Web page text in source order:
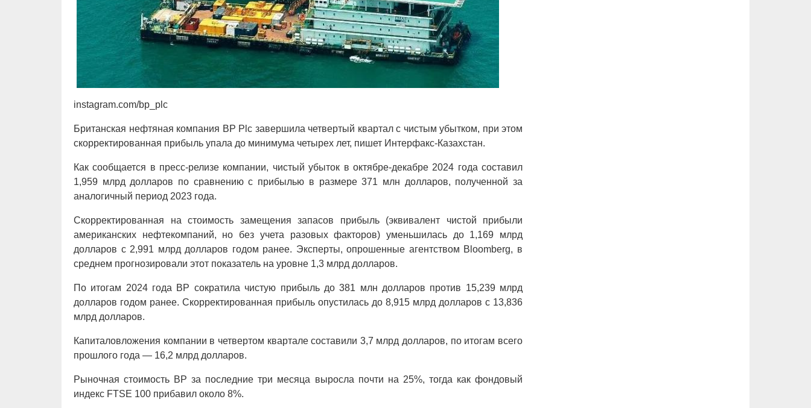
instagram.com/bp_plc
Британская нефтяная компания BP Plc завершила четвертый квартал с чистым убытком, при этом
скорректированная прибыль упала до минимума четырех лет, пишет Интерфакс-Казахстан.
Как сообщается в пресс-релизе компании, чистый убыток в октябре-декабре 2024 года составил
1,959 млрд долларов по сравнению с прибылью в размере 371 млн долларов, полученной за
аналогичный период 2023 года.
Скорректированная на стоимость замещения запасов прибыль (эквивалент чистой прибыли
американских нефтекомпаний, но без учета разовых факторов) уменьшилась до 1,169 млрд
долларов с 2,991 млрд долларов годом ранее. Эксперты, опрошенные агентством Bloomberg, в
среднем прогнозировали этот показатель на уровне 1,3 млрд долларов.
По итогам 2024 года BP сократила чистую прибыль до 381 млн долларов против 15,239 млрд
долларов годом ранее. Скорректированная прибыль опустилась до 8,915 млрд долларов с 13,836
млрд долларов.
Капиталовложения компании в четвертом квартале составили 3,7 млрд долларов, по итогам всего
прошлого года — 16,2 млрд долларов.
Рыночная стоимость BP за последние три месяца выросла почти на 25%, тогда как фондовый
индекс FTSE 100 прибавил около 8%.